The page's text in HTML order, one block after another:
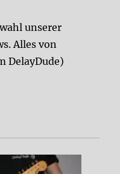
unserer
Alles von
DelayDude)